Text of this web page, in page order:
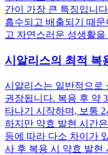
간이 가장 큰 특징입니
흡수되고 배출되기 때
고 자연스러운 성생활
시알리스의 최적 복
시알리스는 일반적으로
권장됩니다. 복용 후 약
타나기 시작하며, 보통
하지만 약효 발현 시간
등에 따라 다소 차이가
사 후 복용 시 약효 발현